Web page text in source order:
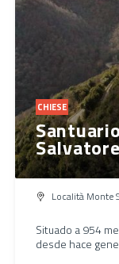
CHIESE
Salvatore
Località Monte
Situado a 954
desde hace